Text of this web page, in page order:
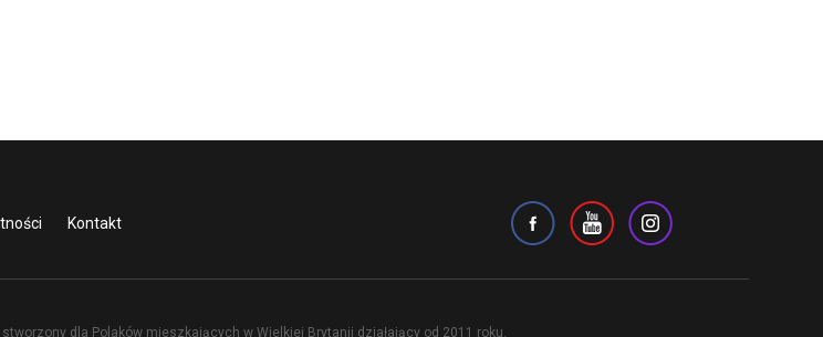
Kontakt
dla Polaków mieszkających w Wielkiej Brytanii działający od 2011 roku.